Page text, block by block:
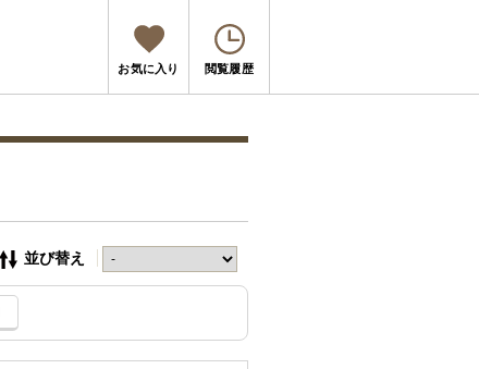
お気に入り 閲覧履歴
並び替え